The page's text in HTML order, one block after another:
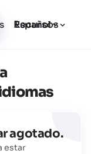
Recursos
Español
agotado.
estar